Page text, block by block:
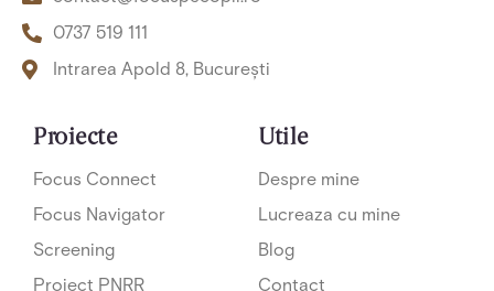
0737 519 111
Intrarea Apold 8, București
Proiecte
Focus Connect
Focus Navigator
Screening
Proiect PNRR
Utile
Despre mine
Lucreaza cu mine
Blog
Contact